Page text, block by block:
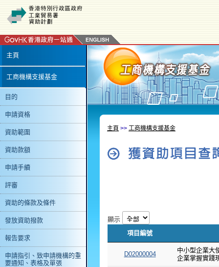
主頁
工商機構支援基金
目的
申請資格
資助範圍
資助款額
申請手續
評審
資助的條款及條件
發放資助撥款
報告要求
申請指引、致申請機構的重
要通知、表格及單張
主頁 >> 工商機構支援基金
顯示
項目編號
D02000004
中小型企業大
企業掌握實踐